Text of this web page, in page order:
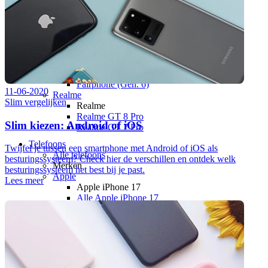
Nothing Phone (4a) Pro
Nothing Phone (4a)
Nothing Phone (3a) Pro
Nothing Phone (3a) Lite
Nothing Phone (3)
Fairphone
Fairphone (Gen. 6)
Realme
Realme
Realme GT 8 Pro
Realme GT 7 Pro
Telefoons
Alle telefoons
Merken
Apple
Apple iPhone 17
Alle Apple iPhone 17
Apple iPhone Air
Apple iPhone 17e
Apple iPhone 17 Pro Max
Apple iPhone 17 Pro
Apple iPhone 17
Apple iPhone 16
11-06-2020
Slim vergelijken
Slim kiezen: Android of iOS
Twijfel je tussen een smartphone met Android of iOS als
besturingssysteem? Check hier de verschillen en ontdek welk
besturingssysteem het best bij je past.
Lees meer